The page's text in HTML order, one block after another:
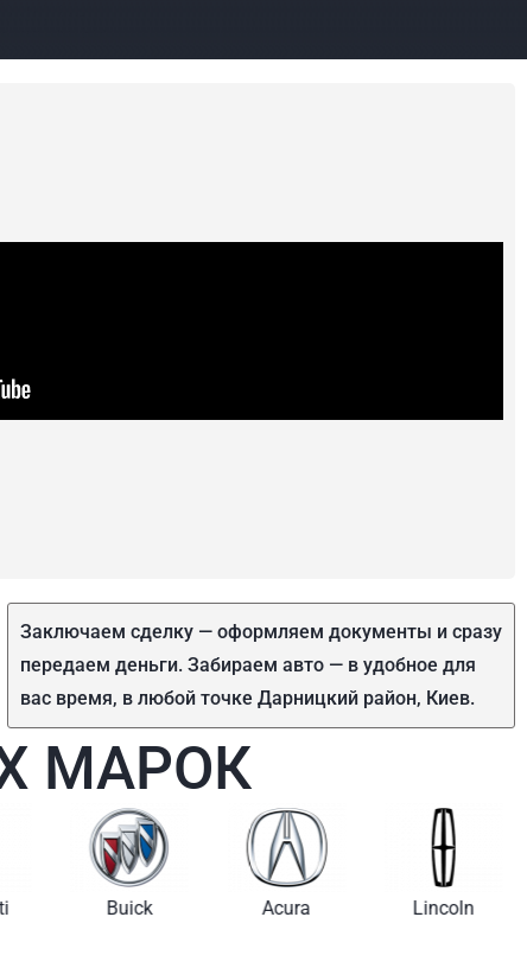
Заключаем сделку — оформляем документы и сразу
передаем деньги. Забираем авто — в удобное для
вас время, в любой точке Дарницкий район, Киев.
МАРОК
Buick Acura Lincoln